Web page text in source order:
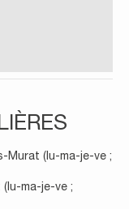
Murat (lu-ma-je-ve ;
ma-je-ve ;